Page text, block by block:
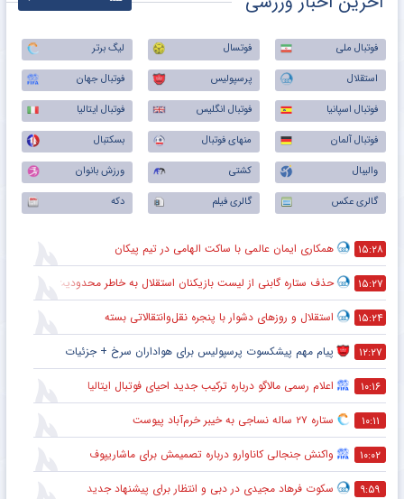
فوتبال ملی فوتسال
لیگ برتر
استقلال
پرسپولیس
فوتبال جهان
فوتبال اسپانیا
فوتبال انگلیس
فوتبال ایتالیا
فوتبال آلمان
منهای فوتبال
بسکتبال
والیبال
کشتی
ورزش بانوان
گالری عکس
گالری فیلم دکه
۱۵:۲۸ همکاری ایمان عالمی با ساکت الهامی در تیم پیکان
۱۵:۲۷ حذف ستاره گابنی از لیست بازیکنان استقلال به خاطر محدودیت نقل‌وانتقالاتی
۱۵:۲۴ استقلال و روزهای دشوار با پنجره نقل‌وانتقالاتی بسته
۱۲:۲۷ پیام مهم پیشکسوت پرسپولیس برای هواداران سرخ + جزئیات
۱۰:۱۶ اعلام رسمی مالاگو درباره ترکیب جدید احیای فوتبال ایتالیا
۱۰:۱۱ ستاره ۲۷ ساله نساجی به خیبر خرم‌آباد پیوست
۱۰:۰۲ واکنش جنجالی کاناوارو درباره تصمیمش برای ماشاریپوف
۹:۵۹ سکوت فرهاد مجیدی در دبی و انتظار برای پیشنهاد جدید